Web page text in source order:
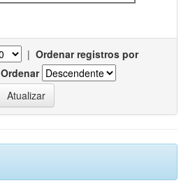
| Ordenar registros por
Ordenar